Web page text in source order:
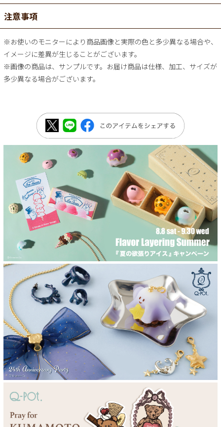
注意事項
※お使いのモニターにより商品画像と実際の色と多少異なる場合や、
イメージに差異が生じることがございます。
※画像の商品は、サンプルです。お届け商品は仕様、加工、サイズが
多少異なる場合がございます。